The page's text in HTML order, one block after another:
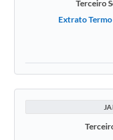
Terceiro
Extrato